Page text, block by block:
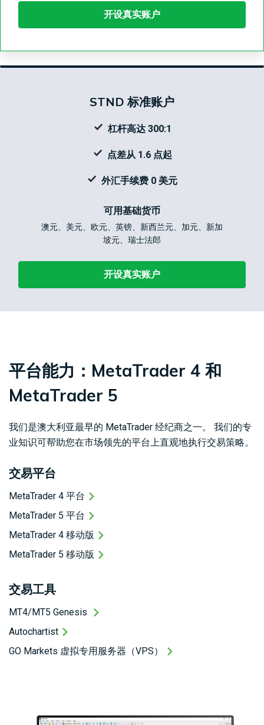
开设真实账户
STND 标准账户
杠杆高达 300:1
点差从 1.6 点起
外汇手续费 0 美元
可用基础货币
澳元、美元、欧元、英镑、新西兰元、加元、新加
坡元、瑞士法郎
开设真实账户
平台能力：MetaTrader 4 和
MetaTrader 5
我们是澳大利亚最早的 MetaTrader 经纪商之一。 我们的专
业知识可帮助您在市场领先的平台上直观地执行交易策略。
交易平台
MetaTrader 4 平台
MetaTrader 5 平台
MetaTrader 4 移动版
MetaTrader 5 移动版
交易工具
MT4/MT5 Genesis
Autochartist
GO Markets 虚拟专用服务器（VPS）